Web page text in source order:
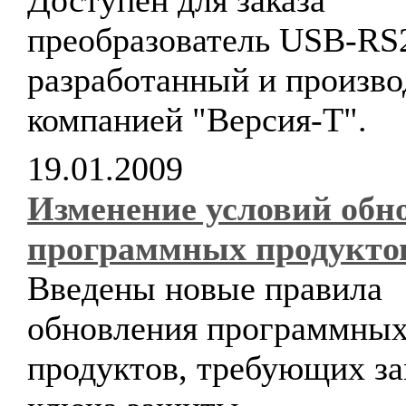
преобразователь USB-
разработанный и
компанией "Версия-Т".
19.01.2009
Изменение условий
программных
Введены новые правила
обновления
продуктов, требующих